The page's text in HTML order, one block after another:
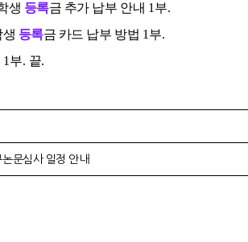
생 등록금 추가 납부 안내 1 부.
생 등록금 카드 납부 방법 1 부.
1 부. 끝.
문심사 일정 안내